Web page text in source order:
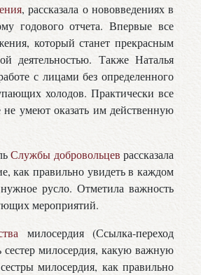
, рассказала о нововведениях в
годового отчета. Впервые все
который станет прекрасным
деятельностью. Также Наталья
с лицами без определенного
холодов. Практически все
умеют оказать им действенную
Службы добровольцев рассказала
как правильно увидеть в каждом
русло. Отметила важность
мероприятий.
милосердия (Ссылка-переход
сестер милосердия, какую важную
милосердия, как правильно